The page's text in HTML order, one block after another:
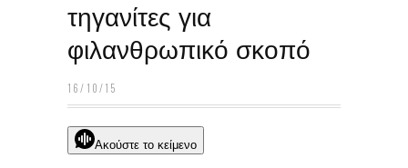
τηγανίτες για
φιλανθρωπικό σκοπό
16/10/15
Ακούστε το κείμενο